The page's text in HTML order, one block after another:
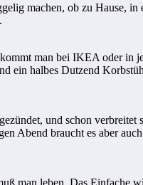
machen, ob zu Hause,
man bei IKEA oder in
ein halbes Dutzend
und schon
Abend braucht es aber
man leben. Das Einfache